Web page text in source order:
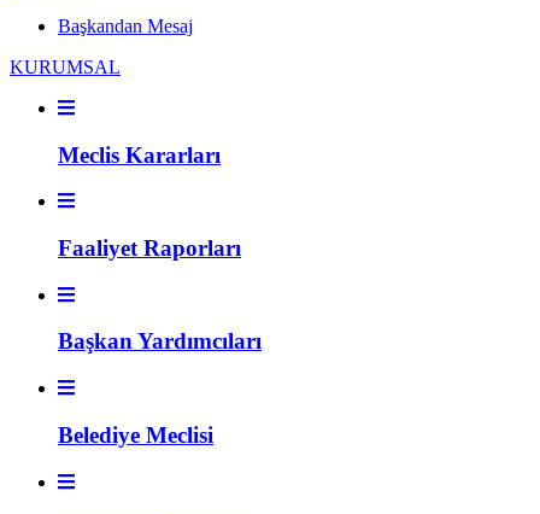
Başkandan Mesaj
KURUMSAL
Meclis Kararları
Faaliyet Raporları
Başkan Yardımcıları
Belediye Meclisi